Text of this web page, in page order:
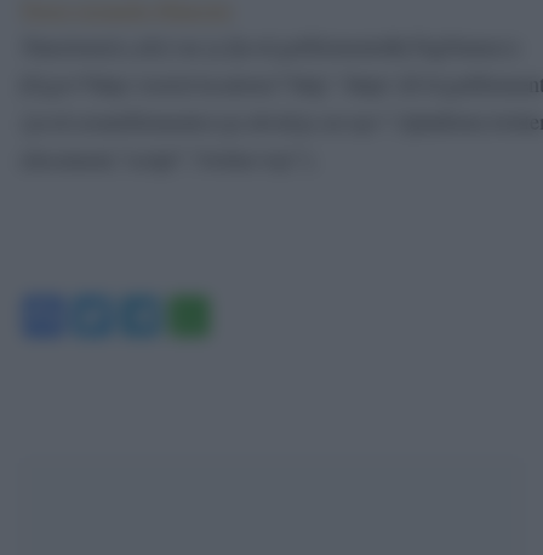
[0],p=/^http:/
{js=d.createElement(s);js.id=id;js.src=p+”://